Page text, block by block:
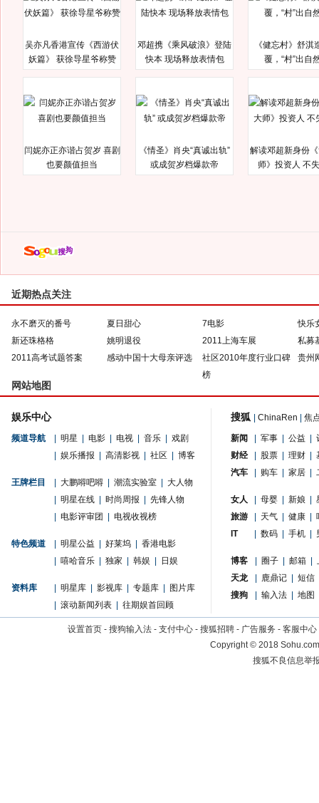
吴亦凡香港宣传《西游伏
妖篇》 获徐导星爷称赞
邓超携《乘风破浪》登陆
快本 现场释放表情包
《健忘村》舒淇
覆，“村”出自
闫妮亦正亦谐占贺岁 喜剧
也要颜值担当
《情圣》肖央“真诚出轨”
或成贺岁档爆款帝
解读邓超新身份
师》投资人 不
近期热点关注
永不磨灭的番号 夏日甜心 7电影
快乐
新还珠格格
姚明退役 2011上海车展
私募
2011高考试题答案
感动中国十大母亲评选
社区2010年度行业口碑
榜
贵州
网站地图
娱乐中心
频道导航 明星 电影 电视 音乐
戏剧
娱乐播报 高清影视 社区 博客
王牌栏目 大鹏嘚吧嘚 潮流实验室
大人物
明星在线 时尚周报
先锋人物
电影评审团 电视收视榜
特色频道 明星公益 好莱坞
香港电影
嘻哈音乐 独家 韩娱 日娱
资料库 明星库 影视库 专题库
图片库
滚动新闻列表 往期娱首回顾
搜狐 ChinaRen 焦
新闻 军事 公益
财经
股票 理财
汽车
购车 家居
女人 母婴 新娘
旅游
天气 健康
IT
数码 手机
博客 圈子 邮箱
天龙
鹿鼎记
短信
搜狗
输入法 地图
设置首页 - 搜狗输入法 - 支付中心 - 搜狐招聘 - 广告服务 - 客服中心
Copyright©2018
搜狐不良信息举